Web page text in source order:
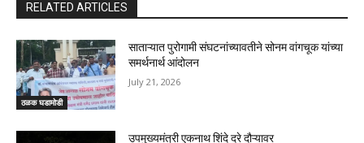
RELATED ARTICLES
ठळक घडामोडी
साताऱ्यात पुरोगामी संघटनांच्यावतीने सोनम वांगचूक यांच्या
समर्थनार्थ आंदोलन
July 21, 2026
उपमुख्यमंत्री एकनाथ शिंदे दरे दौऱ्यावर